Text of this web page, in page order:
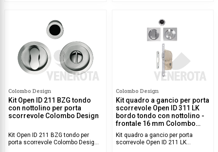
Colombo Design
Kit Open ID 211 BZG tondo
con nottolino per porta
scorrevole Colombo Design
Kit Open ID 211 BZG tondo per
porta scorrevole Colombo Design
Colombo Design
Kit quadro a gancio per porta
scorrevole Open ID 311 LK
bordo tondo con nottolino -
frontale 16 mm Colombo
Design
Kit quadro a gancio per porta
scorrevole Open ID 211 LK